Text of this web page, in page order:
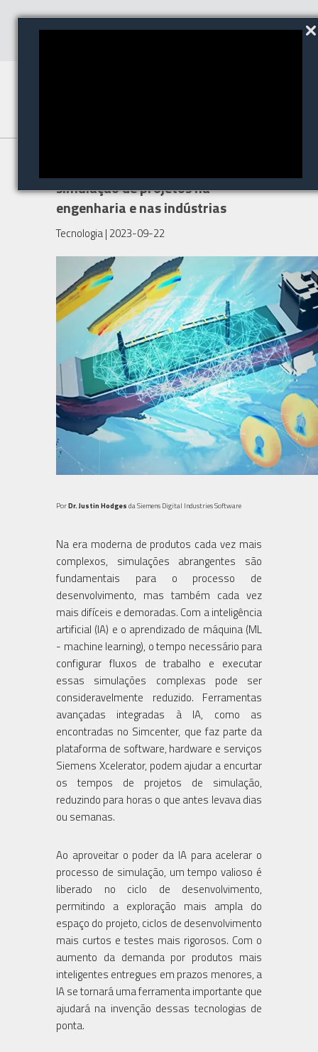
simulação de projetos na
engenharia e nas indústrias
Tecnologia| 2023-09-22
PorDr. Justin Hodges da Siemens Digital Industries Software
Na era moderna de produtos cada vez mais
complexos, simulações abrangentes são
fundamentais para o processo de
desenvolvimento, mas também cada vez
mais difíceis e demoradas. Com a inteligência
artificial (IA) e o aprendizado de máquina (ML
- machine learning), o tempo necessário para
configurar fluxos de trabalho e executar
essas simulações complexas pode ser
consideravelmente reduzido. Ferramentas
avançadas integradas à IA, como as
encontradas no Simcenter, que faz parte da
plataforma de software, hardware e serviços
Siemens Xcelerator, podem ajudar a encurtar
os tempos de projetos de simulação,
reduzindo para horas o que antes levava dias
ou semanas.
Ao aproveitar o poder da IA para acelerar o
processo de simulação, um tempo valioso é
liberado no ciclo de desenvolvimento,
permitindo a exploração mais ampla do
espaço do projeto, ciclos de desenvolvimento
mais curtos e testes mais rigorosos. Com o
aumento da demanda por produtos mais
inteligentes entregues em prazos menores, a
IA se tornará uma ferramenta importante que
ajudará na invenção dessas tecnologias de
ponta.